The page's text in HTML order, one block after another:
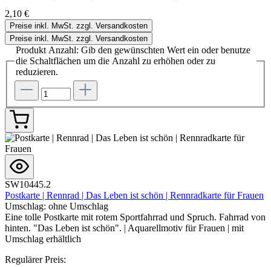
2,10 €
Preise inkl. MwSt. zzgl. Versandkosten
Preise inkl. MwSt. zzgl. Versandkosten
Produkt Anzahl: Gib den gewünschten Wert ein oder benutze
die Schaltflächen um die Anzahl zu erhöhen oder zu
reduzieren.
SW10445.2
Postkarte | Rennrad | Das Leben ist schön | Rennradkarte für Frauen
Umschlag: ohne Umschlag
Eine tolle Postkarte mit rotem Sportfahrrad und Spruch. Fahrrad von
hinten. "Das Leben ist schön". | Aquarellmotiv für Frauen | mit
Umschlag erhältlich
Regulärer Preis: